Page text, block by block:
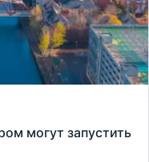
могут запустить